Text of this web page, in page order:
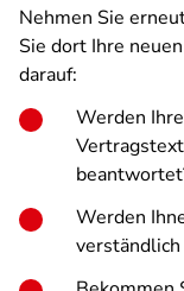
Nehmen Sie
Sie dort Ihre
darauf:
Werden
Werden